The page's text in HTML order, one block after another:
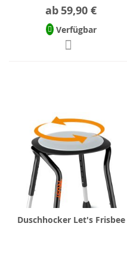
ab 59,90 €
Verfügbar
Duschhocker Let's Frisbee